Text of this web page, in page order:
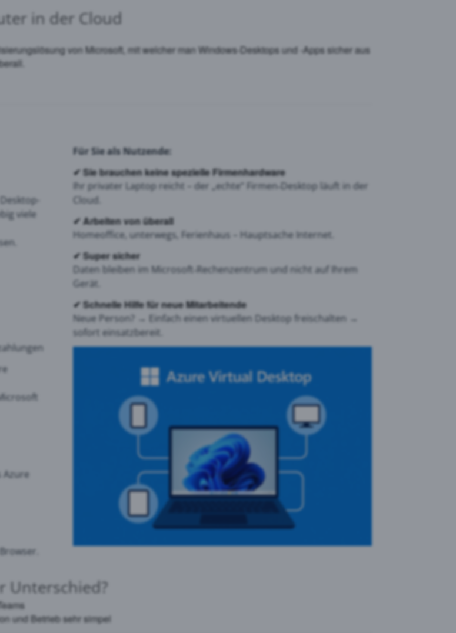
in der Cloud
von Microsoft, mit welcher man Windows‑Desktops und ‑Apps sicher aus
viele
Für Sie als Nutzende:
✔Sie brauchen keine spezielle Firmenhardware
Ihr privater Laptop reicht – der „echte“ Firmen‑Desktop läuft in der
Cloud.
✔Arbeiten von überall
Homeoffice, unterwegs, Ferienhaus – Hauptsache Internet.
✔Super sicher
Daten bleiben im Microsoft‑Rechenzentrum und nicht auf Ihrem
Gerät.
✔Schnelle Hilfe für neue Mitarbeitende
Neue Person? → Einfach einen virtuellen Desktop freischalten →
sofort einsatzbereit.
Unterschied?
und Betrieb sehr simpel